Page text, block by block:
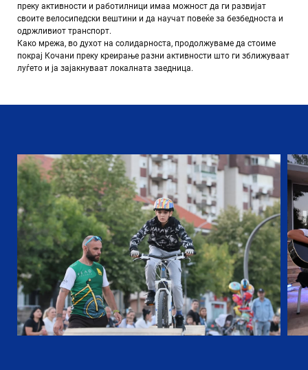
преку активности и работилници имаа можност да ги развијат
своите велосипедски вештини и да научат повеќе за безбедноста и
одржливиот транспорт.
Како мрежа, во духот на солидарноста, продолжуваме да стоиме
покрај Кочани преку креирање разни активности што ги зближуваат
луѓето и ја зајакнуваат локалната заедница.